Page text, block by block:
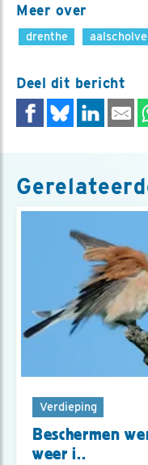
Meer over
drenthe
Deel dit bericht
Verdieping
Beschermen
weer i..